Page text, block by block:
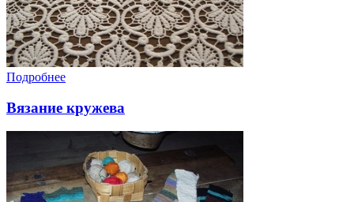
Подробнее
Вязание кружева